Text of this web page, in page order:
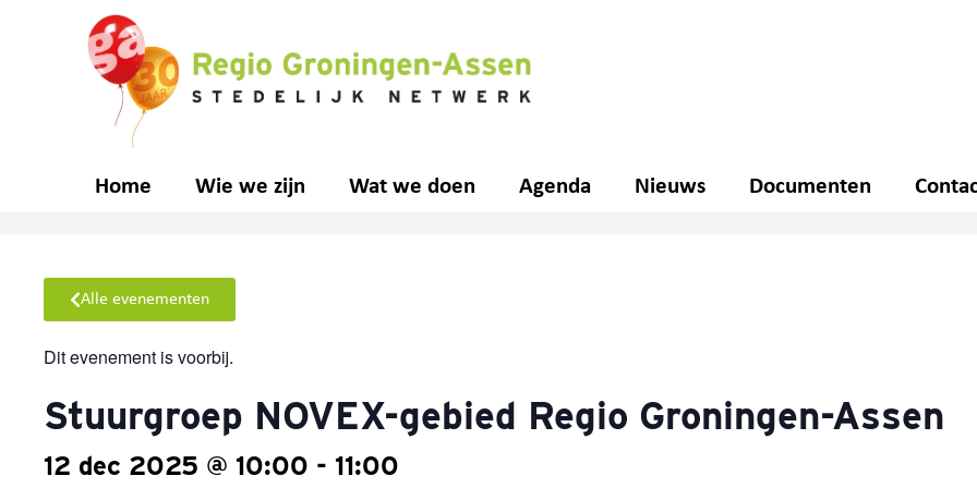
Home Wie we zijn Wat we doen Agenda Nieuws Documenten
Alle evenementen
Dit evenement is voorbij.
Stuurgroep NOVEX-gebied Regio Groningen-Assen
12 dec 2025 @ 10:00 - 11:00